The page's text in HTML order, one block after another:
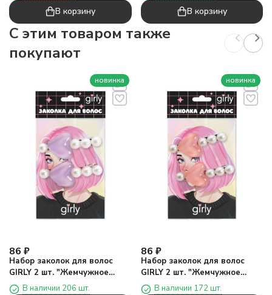
В корзину В корзину
C этим товаром также
покупают
новинка
86 ₽
Набор заколок для волос
GIRLY 2 шт. "Жемчужное
сердце", фиолетовый
В наличии 206 шт.
новинка
86 ₽
Набор заколок для волос
GIRLY 2 шт. "Жемчужное
сердце", розовый
В наличии 172 шт.